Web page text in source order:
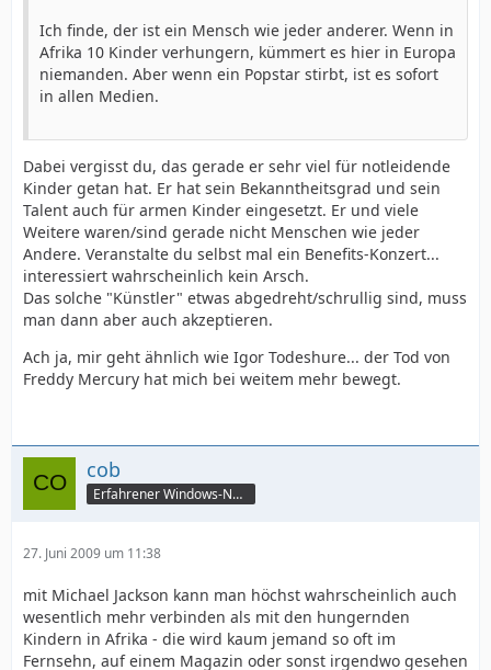
Ich finde, der ist ein Mensch wie jeder anderer. Wenn in
Afrika 10 Kinder verhungern, kümmert es hier in Europa
niemanden. Aber wenn ein Popstar stirbt, ist es sofort
in allen Medien.
Dabei vergisst du, das gerade er sehr viel für notleidende
Kinder getan hat. Er hat sein Bekanntheitsgrad und sein
Talent auch für armen Kinder eingesetzt. Er und viele
Weitere waren/sind gerade nicht Menschen wie jeder
Andere. Veranstalte du selbst mal ein Benefits-Konzert...
interessiert wahrscheinlich kein Arsch.
Das solche "Künstler" etwas abgedreht/schrullig sind, muss
man dann aber auch akzeptieren.
Ach ja, mir geht ähnlich wie Igor Todeshure... der Tod von
Freddy Mercury hat mich bei weitem mehr bewegt.
cob
Erfahrener Windows-Nutzer
27. Juni 2009 um 11:38
mit Michael Jackson kann man höchst wahrscheinlich auch
wesentlich mehr verbinden als mit den hungernden
Kindern in Afrika - die wird kaum jemand so oft im
Fernsehn, auf einem Magazin oder sonst irgendwo gesehen